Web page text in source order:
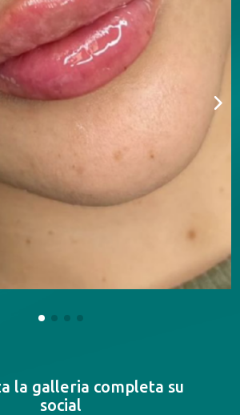
la galleria completa su
social